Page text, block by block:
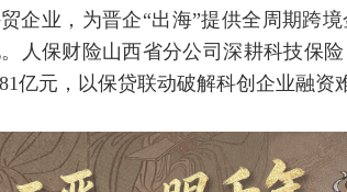
企业，为晋企“出海”提供全周期跨
人保财险山西省分公司深耕科技保
亿元，以保贷联动破解科创企业融资